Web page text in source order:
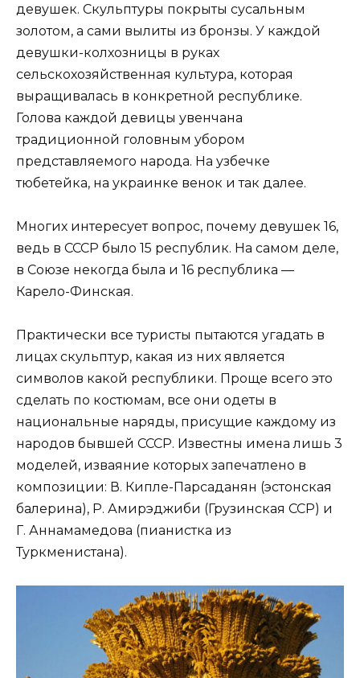
девушек. Скульптуры покрыты сусальным
золотом, а сами вылиты из бронзы. У каждой
девушки-колхозницы в руках
сельскохозяйственная культура, которая
выращивалась в конкретной республике.
Голова каждой девицы увенчана
традиционной головным убором
представляемого народа. На узбечке
тюбетейка, на украинке венок и так далее.
Многих интересует вопрос, почему девушек 16,
ведь в СССР было 15 республик. На самом деле,
в Союзе некогда была и 16 республика —
Карело-Финская.
Практически все туристы пытаются угадать в
лицах скульптур, какая из них является
символов какой республики. Проще всего это
сделать по костюмам, все они одеты в
национальные наряды, присущие каждому из
народов бывшей СССР. Известны имена лишь 3
моделей, изваяние которых запечатлено в
композиции: В. Кипле-Парсаданян (эстонская
балерина), Р. Амирэджиби (Грузинская ССР) и
Г. Аннамамедова (пианистка из
Туркменистана).